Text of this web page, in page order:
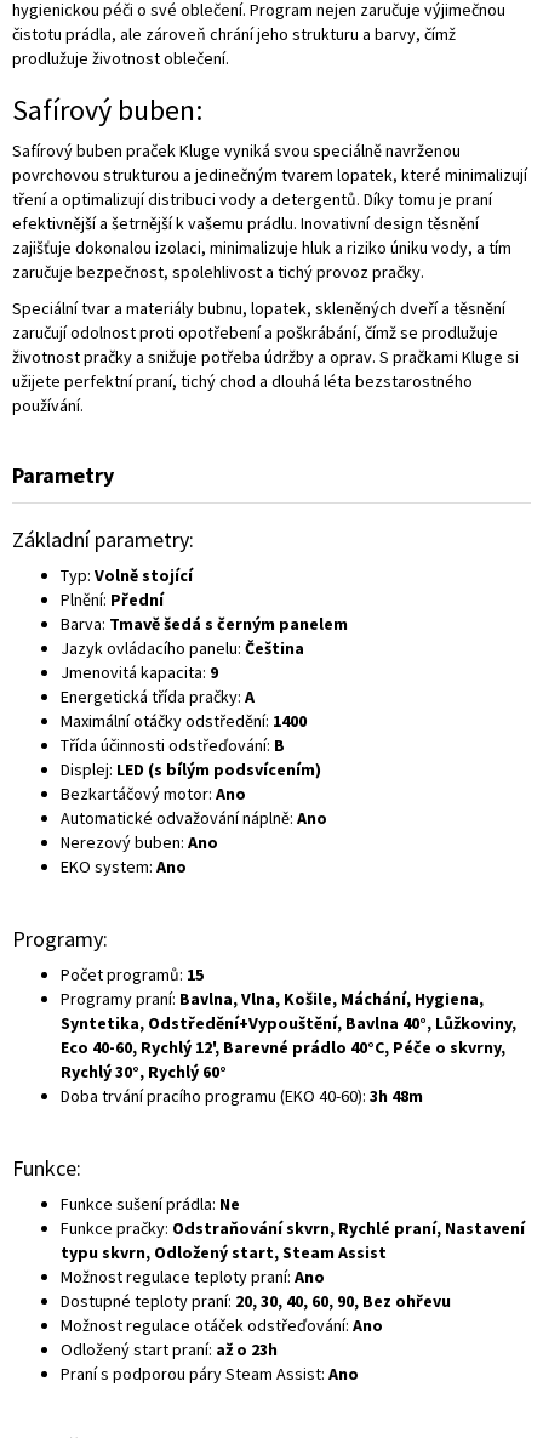
hygienickou péči o své oblečení. Program nejen zaručuje výjimečnou
čistotu prádla, ale zároveň chrání jeho strukturu a barvy, čímž
prodlužuje životnost oblečení.
Safírový buben:
Safírový buben praček Kluge vyniká svou speciálně navrženou
povrchovou strukturou a jedinečným tvarem lopatek, které minimalizují
tření a optimalizují distribuci vody a detergentů. Díky tomu je praní
efektivnější a šetrnější k vašemu prádlu. Inovativní design těsnění
zajišťuje dokonalou izolaci, minimalizuje hluk a riziko úniku vody, a tím
zaručuje bezpečnost, spolehlivost a tichý provoz pračky.
Speciální tvar a materiály bubnu, lopatek, skleněných dveří a těsnění
zaručují odolnost proti opotřebení a poškrábání, čímž se prodlužuje
životnost pračky a snižuje potřeba údržby a oprav. S pračkami Kluge si
užijete perfektní praní, tichý chod a dlouhá léta bezstarostného
používání.
Parametry
Základní parametry:
Typ: Volně stojící
Plnění: Přední
Barva: Tmavě šedá s černým panelem
Jazyk ovládacího panelu: Čeština
Jmenovitá kapacita: 9
Energetická třída pračky: A
Maximální otáčky odstředění: 1400
Třída účinnosti odstřeďování: B
Displej: LED (s bílým podsvícením)
Bezkartáčový motor: Ano
Automatické odvažování náplně: Ano
Nerezový buben: Ano
EKO system: Ano
Programy:
Počet programů: 15
Programy praní: Bavlna, Vlna, Košile, Máchání, Hygiena,
Syntetika, Odstředění+Vypouštění, Bavlna 40°, Lůžkoviny,
Eco 40-60, Rychlý 12', Barevné prádlo 40°C, Péče o skvrny,
Rychlý 30°, Rychlý 60°
Doba trvání pracího programu (EKO 40-60): 3h 48m
Funkce:
Funkce sušení prádla: Ne
Funkce pračky: Odstraňování skvrn, Rychlé praní, Nastavení
typu skvrn, Odložený start, Steam Assist
Možnost regulace teploty praní: Ano
Dostupné teploty praní: 20, 30, 40, 60, 90, Bez ohřevu
Možnost regulace otáček odstřeďování: Ano
Odložený start praní: až o 23h
Praní s podporou páry Steam Assist: Ano